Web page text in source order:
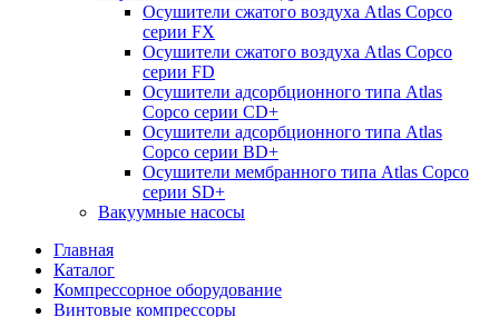
Осушители сжатого воздуха Atlas Copco
серии FX
Осушители сжатого воздуха Atlas Copco
серии FD
Осушители адсорбционного типа Atlas
Copco серии СD+
Осушители адсорбционного типа Atlas
Copco серии BD+
Осушители мембранного типа Atlas Copco
серии SD+
Вакуумные насосы
Главная
Каталог
Компрессорное оборудование
Винтовые компрессоры